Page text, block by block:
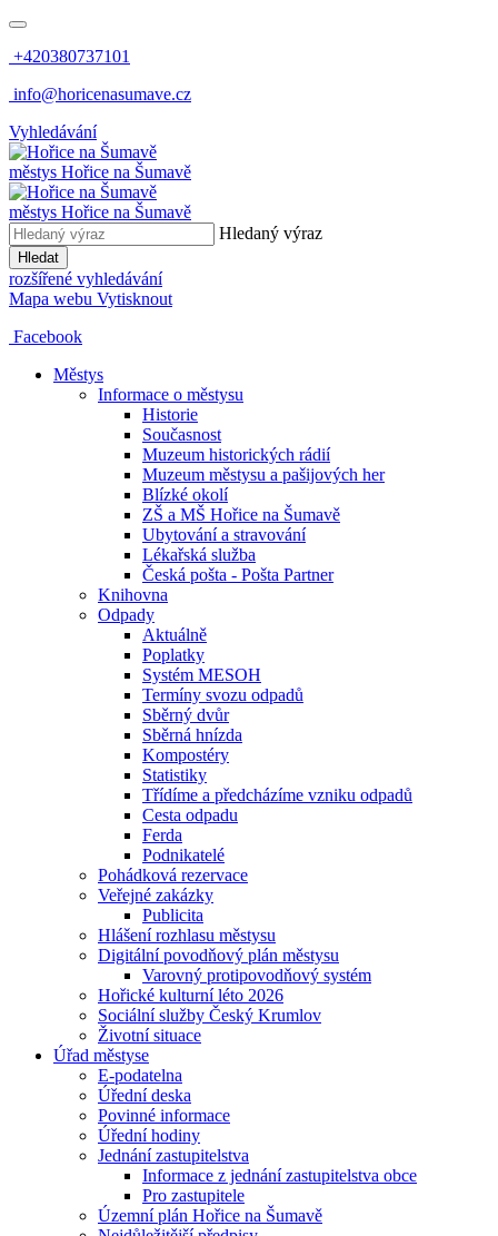
+420380737101
info@horicenasumave.cz
Vyhledávání
městys Hořice na Šumavě
městys Hořice na Šumavě
Hledaný výraz
Hledat
rozšířené vyhledávání
Mapa webu Vytisknout
Facebook
Městys
Informace o městysu
Historie
Současnost
Muzeum historických rádií
Muzeum městysu a pašijových her
Blízké okolí
ZŠ a MŠ Hořice na Šumavě
Ubytování a stravování
Lékařská služba
Česká pošta - Pošta Partner
Knihovna
Odpady
Aktuálně
Poplatky
Systém MESOH
Termíny svozu odpadů
Sběrný dvůr
Sběrná hnízda
Kompostéry
Statistiky
Třídíme a předcházíme vzniku odpadů
Cesta odpadu
Ferda
Podnikatelé
Pohádková rezervace
Veřejné zakázky
Publicita
Hlášení rozhlasu městysu
Digitální povodňový plán městysu
Varovný protipovodňový systém
Hořické kulturní léto 2026
Sociální služby Český Krumlov
Životní situace
Úřad městyse
E-podatelna
Úřední deska
Povinné informace
Úřední hodiny
Jednání zastupitelstva
Informace z jednání zastupitelstva obce
Pro zastupitele
Územní plán Hořice na Šumavě